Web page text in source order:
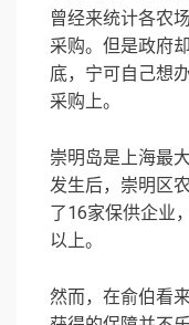
曾经来统计各农
采购。但是政府
底，宁可自己想
采购上。
崇明岛是上海最
发生后，崇明区
了16家保供企业
以上。
然而，在俞伯看